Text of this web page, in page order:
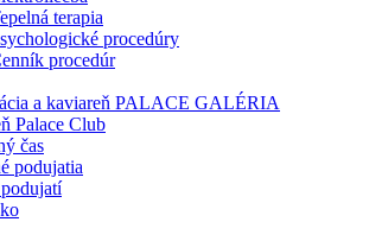
terapia
procedúry
procedúr
a kaviareň PALACE GALÉRIA
Palace Club
čas
podujatia